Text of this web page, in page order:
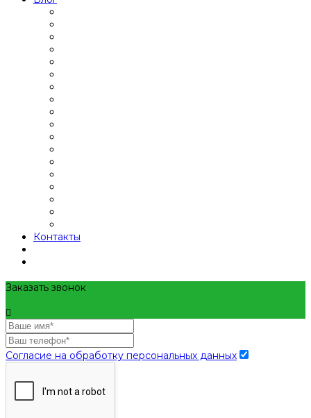
Контакты
Заказать звонок
Согласие на обработку персональных данных